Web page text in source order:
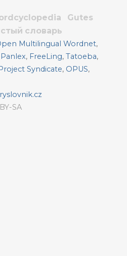
Gutes
словарь
Multilingual Wordnet,
Panlex, FreeLing, Tatoeba,
Syndicate, OPUS,
SA